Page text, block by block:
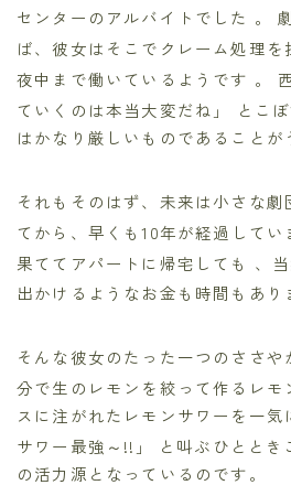
センターのアルバイトでした 。
ば、彼女はそこでクレーム処理を
夜中まで働いているようです 。
ていくのは本当大変だね」
とこ
はかなり厳しいものであることが
それもそのはず、未来は小さな
てから、早くも10年が経過してい
果ててアパートに帰宅しても 、
出かけるようなお金も時間もあり
そんな彼女のたった一つのささや
分で生のレモンを絞って作るレモ
スに注がれたレモンサワーを一
サワー最強～!!」
と叫ぶひとと
の活力源となっているのです。